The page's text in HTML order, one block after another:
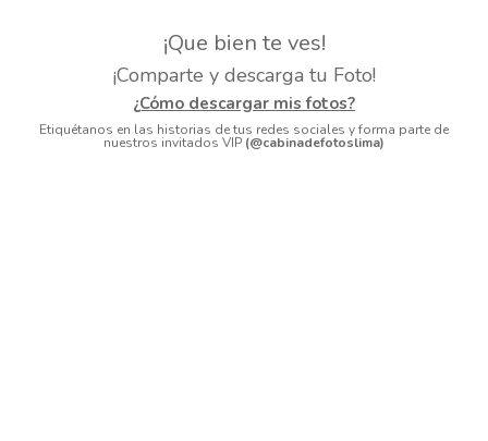
¡Que bien te ves!
¡Comparte y descarga tu Foto!
¿Cómo descargar mis fotos?
Etiquétanos en las historias de tus redes sociales y forma parte de
nuestros invitados VIP (@cabinadefotoslima)